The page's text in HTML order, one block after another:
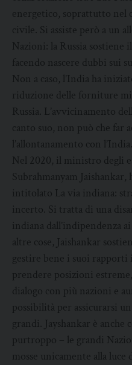
energetico, soprattutto nel
civile. Si assiste però a un
Nazioni: la Russia sostiene
facendo nascere dubbi sui
Non a caso, l’India ha
riduzione delle forniture
Russia. L’avvicinamento
canto suo, non può che far
l’allontanamento con l’India.
Nel 2020, il ministro degli
Subrahmanyam
intitolato La via indiana:
incerto. Si tratta di una
indiana dall’indipendenza
altre cose, Jaishankar
gestire bene i suoi rapporti
prendere posizioni
dialogo con più nazioni e
possibilità per assicurarsi
grandi. Jayshankar è anche
purtroppo – le grandi
mosse unicamente alla luce